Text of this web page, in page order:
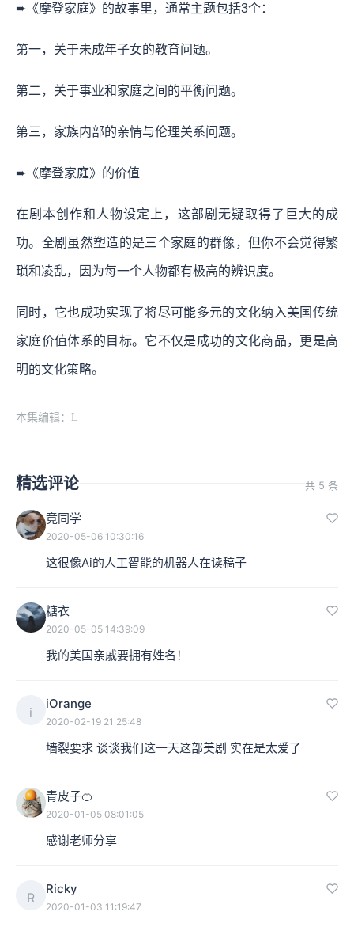
➨《摩登家庭》的故事里，通常主题包括3个：
第一，关于未成年子女的教育问题。
第二，关于事业和家庭之间的平衡问题。
第三，家族内部的亲情与伦理关系问题。
➨《摩登家庭》的价值
在剧本创作和人物设定上，这部剧无疑取得了巨大的成
功。全剧虽然塑造的是三个家庭的群像，但你不会觉得繁
琐和凌乱，因为每一个人物都有极高的辨识度。
同时，它也成功实现了将尽可能多元的文化纳入美国传统
家庭价值体系的目标。它不仅是成功的文化商品，更是高
明的文化策略。
本集编辑：L
精选评论 共 5 条
竟同学
2020-05-06 10:30:16
这很像Ai的人工智能的机器人在读稿子
糖衣
2020-05-05 14:39:09
我的美国亲戚要拥有姓名！
i
iOrange
2020-02-19 21:25:48
墙裂要求 谈谈我们这一天这部美剧 实在是太爱了
青皮子🍊
2020-01-05 08:01:05
感谢老师分享
R
Ricky
2020-01-03 11:19:47